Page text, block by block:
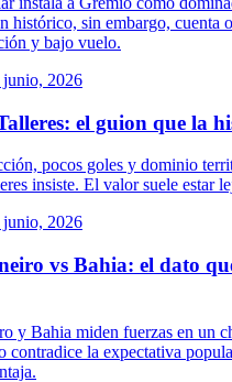
histórico, sin embargo, cuenta
y bajo vuelo.
junio, 2026
el guion que la
pocos goles y dominio
insiste. El valor suele estar
junio, 2026
vs Bahia: el dato
y Bahia miden fuerzas en un
contradice la expectativa